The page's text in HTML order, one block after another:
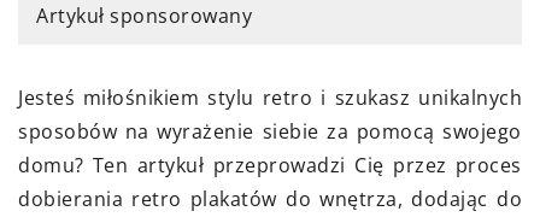
Artykuł sponsorowany
Jesteś miłośnikiem stylu retro i szukasz unikalnych
sposobów na wyrażenie siebie za pomocą swojego
domu? Ten artykuł przeprowadzi Cię przez proces
dobierania retro plakatów do wnętrza, dodając do